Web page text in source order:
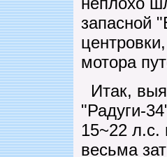
запасной
мотора
Итак,
"Радуги-
15~22 л.с.
весьма